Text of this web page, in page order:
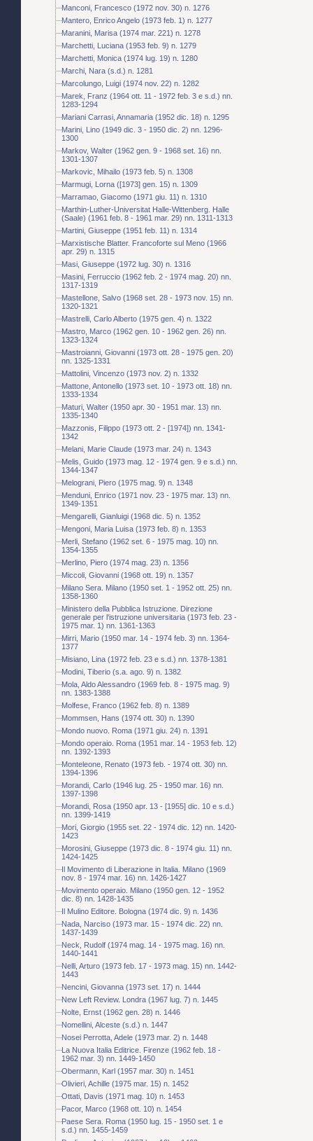
Manconi, Francesco (1972 nov. 30) n. 1276
Mantero, Enrico Angelo (1973 feb. 1) n. 1277
Maranini, Marisa (1974 mar. 221) n. 1278
Marchetti, Luciana (1953 feb. 9) n. 1279
Marchetti, Monica (1974 lug. 19) n. 1280
Marchi, Nara (s.d.) n. 1281
Marcolungo, Luigi (1974 nov. 22) n. 1282
Marek, Franz (1964 ott. 11 - 1972 feb. 3 e s.d.) nn.
1283-1294
Mariani Carrasi, Annamaria (1952 dic. 18) n. 1295
Marini, Lino (1949 dic. 3 - 1950 dic. 2) nn. 1296-
1300
Markov, Walter (1962 gen. 9 - 1968 set. 16) nn.
1301-1307
Markovic, Mihailo (1973 feb. 5) n. 1308
Marmugi, Lorna ([1973] gen. 15) n. 1309
Marramao, Giacomo (1971 giu. 11) n. 1310
Marthin-Luther-Universitat Halle-Wittenberg. Halle
(Saale) (1961 feb. 8 - 1961 mar. 29) nn. 1311-1313
Martini, Giuseppe (1951 feb. 11) n. 1314
Marxistische Blatter. Francoforte sul Meno (1966
apr. 29) n. 1315
Masi, Giuseppe (1972 lug. 30) n. 1316
Masini, Ferruccio (1962 feb. 2 - 1974 mag. 20) nn.
1317-1319
Mastellone, Salvo (1968 set. 28 - 1973 nov. 15) nn.
1320-1321
Mastrelli, Carlo Alberto (1975 gen. 4) n. 1322
Mastro, Marco (1962 gen. 10 - 1962 gen. 26) nn.
1323-1324
Mastroianni, Giovanni (1973 ott. 28 - 1975 gen. 20)
nn. 1325-1331
Mattolini, Vincenzo (1973 nov. 2) n. 1332
Mattone, Antonello (1973 set. 10 - 1973 ott. 18) nn.
1333-1334
Maturi, Walter (1950 apr. 30 - 1951 mar. 13) nn.
1335-1340
Mazzonis, Filippo (1973 ott. 2 - [1974]) nn. 1341-
1342
Melani, Marie Claude (1973 mar. 24) n. 1343
Melis, Guido (1973 mag. 12 - 1974 gen. 9 e s.d.) nn.
1344-1347
Melograni, Piero (1975 mag. 9) n. 1348
Menduni, Enrico (1971 nov. 23 - 1975 mar. 13) nn.
1349-1351
Mengarelli, Gianluigi (1968 dic. 5) n. 1352
Mengoni, Maria Luisa (1973 feb. 8) n. 1353
Merli, Stefano (1962 set. 6 - 1975 mag. 10) nn.
1354-1355
Merlino, Piero (1974 mag. 23) n. 1356
Miccoli, Giovanni (1968 ott. 19) n. 1357
Milano Sera. Milano (1950 set. 1 - 1952 ott. 25) nn.
1358-1360
Ministero della Pubblica Istruzione. Direzione
generale per l'istruzione universitaria (1973 feb. 23 -
1975 mar. 1) nn. 1361-1363
Mirri, Mario (1950 mar. 14 - 1974 feb. 3) nn. 1364-
1377
Misiano, Lina (1972 feb. 23 e s.d.) nn. 1378-1381
Modini, Tiberio (s.a. ago. 9) n. 1382
Mola, Aldo Alessandro (1969 feb. 8 - 1975 mag. 9)
nn. 1383-1388
Molfese, Franco (1962 feb. 8) n. 1389
Mommsen, Hans (1974 ott. 30) n. 1390
Mondo nuovo. Roma (1971 giu. 24) n. 1391
Mondo operaio. Roma (1951 mar. 14 - 1953 feb. 12)
nn. 1392-1393
Monteleone, Renato (1973 feb. - 1974 ott. 30) nn.
1394-1396
Morandi, Carlo (1946 lug. 25 - 1950 mar. 16) nn.
1397-1398
Morandi, Rosa (1950 apr. 13 - [1955] dic. 10 e s.d.)
nn. 1399-1419
Mori, Giorgio (1955 set. 22 - 1974 dic. 12) nn. 1420-
1423
Morosini, Giuseppe (1973 dic. 8 - 1974 giu. 11) nn.
1424-1425
Il Movimento di Liberazione in Italia. Milano (1969
nov. 8 - 1974 mar. 16) nn. 1426-1427
Movimento operaio. Milano (1950 gen. 12 - 1952
dic. 8) nn. 1428-1435
Il Mulino Editore. Bologna (1974 dic. 9) n. 1436
Nada, Narciso (1973 mar. 15 - 1974 dic. 22) nn.
1437-1439
Neck, Rudolf (1974 mag. 14 - 1975 mag. 16) nn.
1440-1441
Nelli, Arturo (1973 feb. 17 - 1973 mag. 15) nn. 1442-
1443
Nencini, Giovanna (1973 set. 17) n. 1444
New Left Review. Londra (1967 lug. 7) n. 1445
Nolte, Ernst (1962 gen. 28) n. 1446
Nomellini, Alceste (s.d.) n. 1447
Nosei Perrotta, Adele (1973 mar. 2) n. 1448
La Nuova Italia Editrice. Firenze (1962 feb. 18 -
1962 mar. 3) nn. 1449-1450
Obermann, Karl (1957 mar. 30) n. 1451
Olivieri, Achille (1975 mar. 15) n. 1452
Ottati, Davis (1971 mag. 10) n. 1453
Pacor, Marco (1968 ott. 10) n. 1454
Paese Sera. Roma (1950 lug. 15 - 1950 set. 1 e
s.d.) nn. 1455-1459